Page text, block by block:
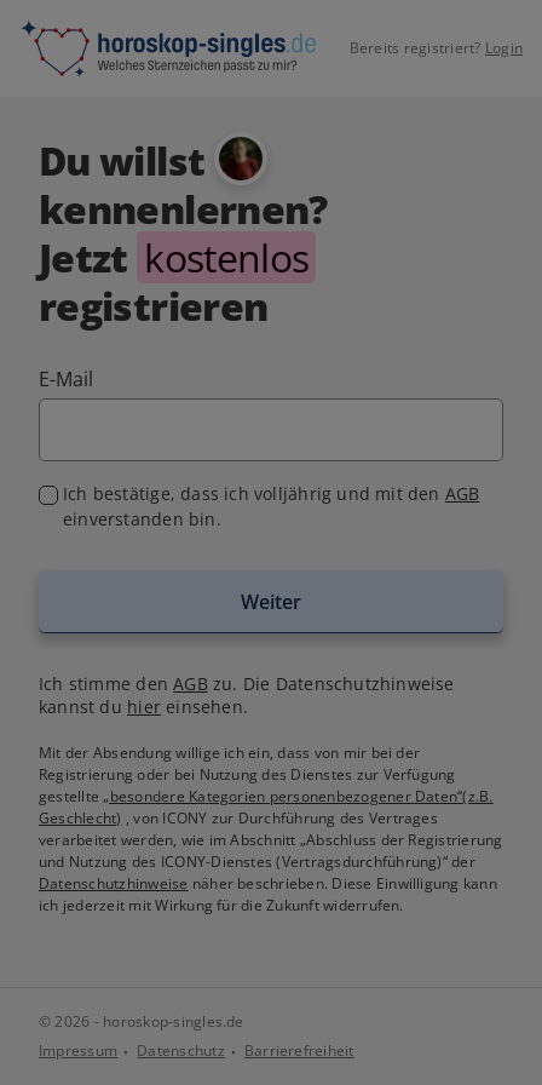
Bereits registriert? Login
Du willst
kennenlernen?
Jetzt kostenlos
registrieren
E-Mail
Ich bestätige, dass ich volljährig und mit den AGB
einverstanden bin.
Weiter
Ich stimme denAGB zu. Die Datenschutzhinweise
kannst du hiereinsehen.
Mit der Absendung willige ich ein, dass von mir bei der
Registrierung oder bei Nutzung des Dienstes zur Verfügung
gestellte„besondere Kategorien personenbezogener Daten“(z.B.
Geschlecht) , von ICONY zur Durchführung des Vertrages
verarbeitet werden, wie im Abschnitt „Abschluss der Registrierung
und Nutzung des ICONY-Dienstes (Vertragsdurchführung)“ der
Datenschutzhinweise näher beschrieben. Diese Einwilligung kann
ich jederzeit mit Wirkung für die Zukunft widerrufen.
© 2026 - horoskop-singles.de
Impressum
Datenschutz Barrierefreiheit